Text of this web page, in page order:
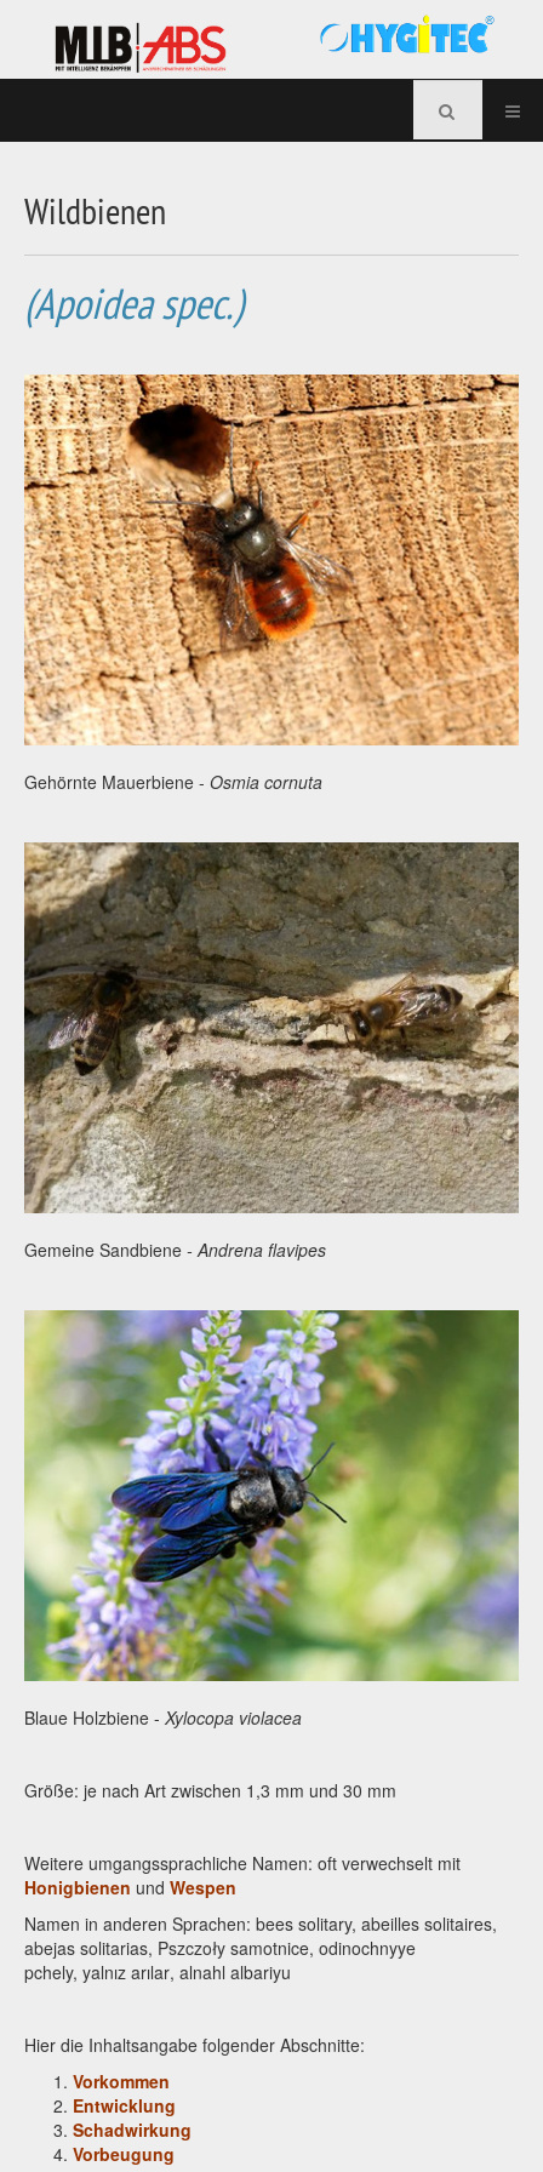
Wildbienen
(Apoidea spec.)
Gehörnte Mauerbiene - Osmia cornuta
Gemeine Sandbiene - Andrena flavipes
Blaue Holzbiene - Xylocopa violacea
Größe: je nach Art zwischen 1,3 mm und 30 mm
Weitere umgangssprachliche Namen: oft verwechselt mit
Honigbienen und Wespen
Namen in anderen Sprachen: bees solitary, abeilles solitaires,
abejas solitarias, Pszczoły samotnice, odinochnyye
pchely, yalnız arılar, alnahl albariyu
Hier die Inhaltsangabe folgender Abschnitte:
Vorkommen
Entwicklung
Schadwirkung
Vorbeugung